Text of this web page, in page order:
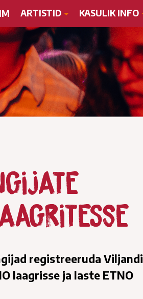
ARTISTID KASULIK INFO
registreeruda Viljandi
laagrisse ja laste ETNO